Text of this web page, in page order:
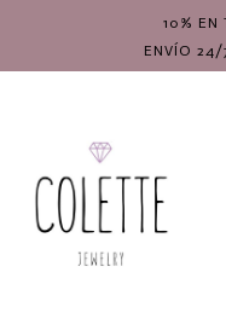
10% EN
ENVÍO 24/